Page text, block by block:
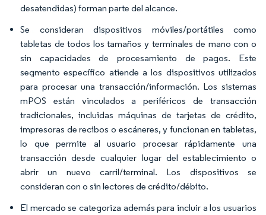
desatendidas) forman parte del alcance.
Se consideran dispositivos móviles/portátiles como
tabletas de todos los tamaños y terminales de mano con o
sin capacidades de procesamiento de pagos. Este
segmento específico atiende a los dispositivos utilizados
para procesar una transacción/información. Los sistemas
mPOS están vinculados a periféricos de transacción
tradicionales, incluidas máquinas de tarjetas de crédito,
impresoras de recibos o escáneres, y funcionan en tabletas,
lo que permite al usuario procesar rápidamente una
transacción desde cualquier lugar del establecimiento o
abrir un nuevo carril/terminal. Los dispositivos se
consideran con o sin lectores de crédito/débito.
El mercado se categoriza además para incluir a los usuarios